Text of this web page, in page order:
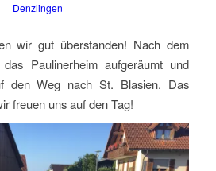
Denzlingen
wir gut überstanden! Nach dem
Paulinerheim aufgeräumt und
den Weg nach St. Blasien. Das
freuen uns auf den Tag!